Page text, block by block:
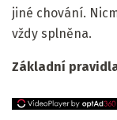
jiné chování.
vždy splněna.
Základní